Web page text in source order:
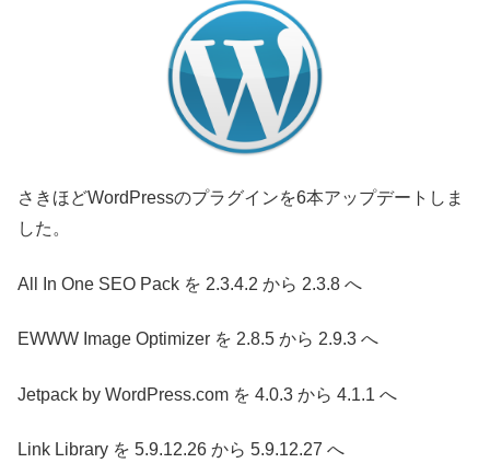
さきほどWordPressのプラグインを6本アップデートしま
した。
All In One SEO Pack を 2.3.4.2 から 2.3.8 へ
EWWW Image Optimizer を 2.8.5 から 2.9.3 へ
Jetpack by WordPress.com を 4.0.3 から 4.1.1 へ
Link Library を 5.9.12.26 から 5.9.12.27 へ